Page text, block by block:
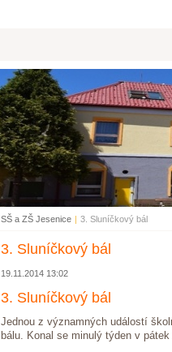
SŠ a ZŠ Jesenice | 3. Sluníčkový bál
3. Sluníčkový bál
19.11.2014 13:02
3. Sluníčkový bál
Jednou z významných událostí
bálu. Konal se minulý týden v pátek